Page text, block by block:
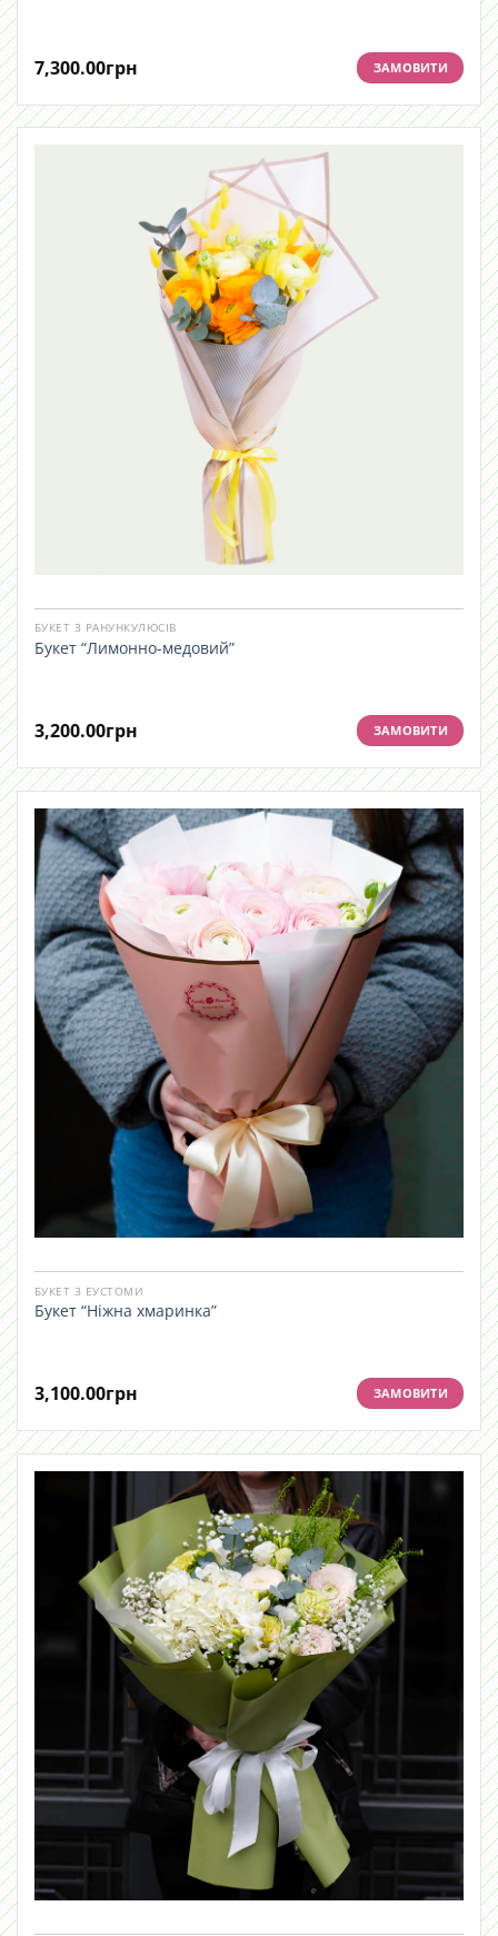
7,300.00грн ЗАМОВИТИ
БУКЕТ З РАНУНКУЛЮСІВ
Букет “Лимонно-медовий”
3,200.00грн ЗАМОВИТИ
БУКЕТ З ЕУСТОМИ
Букет “Ніжна хмаринка”
3,100.00грн ЗАМОВИТИ